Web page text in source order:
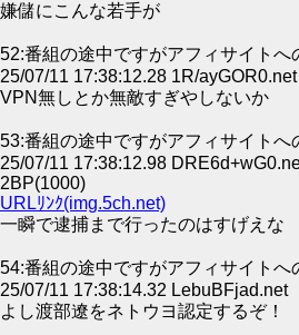
嫌儲にこんな若手が
52:番組の途中ですがアフィサイトへ
25/07/11 17:38:12.28 1R/ayGOR0.net
VPN無しとか無敵すぎやしないか
53:番組の途中ですがアフィサイトへ
25/07/11 17:38:12.98
2BP(1000)
URLﾘﾝｸ(img.5ch.net)
一瞬で逮捕まで行ったのはすげえな
54:番組の途中ですがアフィサイトへ
25/07/11 17:38:14.32 LebuBFjad.net
よし渡部遼をネトウヨ認定するぞ！